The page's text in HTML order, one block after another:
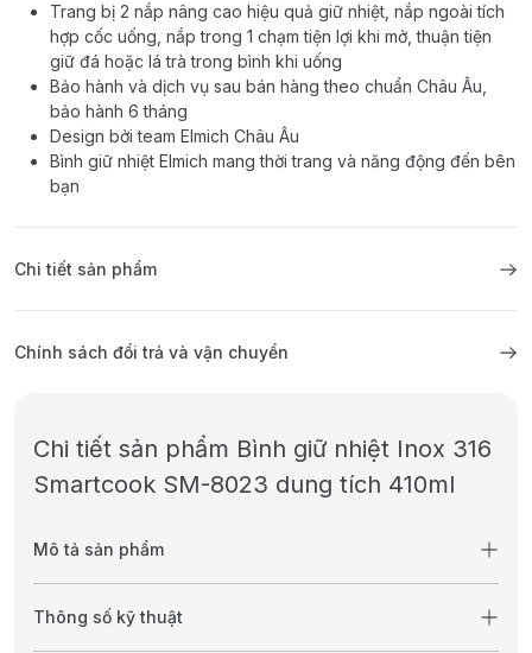
Trang bị 2 nắp nâng cao hiệu quả giữ nhiệt, nắp ngoài tích
hợp cốc uống, nắp trong 1 chạm tiện lợi khi mở, thuận tiện
giữ đá hoặc lá trà trong bình khi uống
Bảo hành và dịch vụ sau bán hàng theo chuẩn Châu Âu,
bảo hành 6 tháng
Design bởi team Elmich Châu Âu
Bình giữ nhiệt Elmich mang thời trang và năng động đến bên
bạn
Chi tiết sản phẩm
Chính sách đổi trả và vận chuyển
Chi tiết sản phẩm Bình giữ nhiệt Inox 316
Smartcook SM-8023 dung tích 410ml
Mô tả sản phẩm
Thông số kỹ thuật